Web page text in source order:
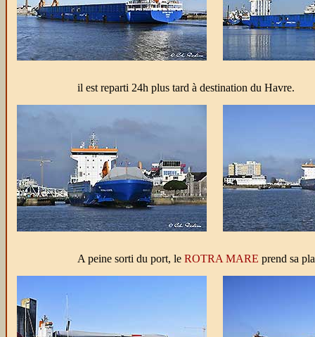
il est reparti 24h plus tard à destination du Havre.
A peine sorti du port, le ROTRA MARE prend sa